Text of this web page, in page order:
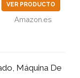
VER PRODUCTO
Amazon.es
Máquina De